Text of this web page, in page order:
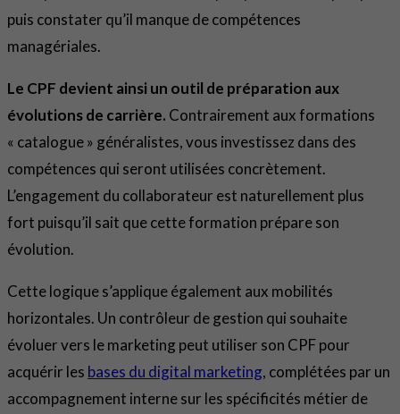
puis constater qu’il manque de compétences
managériales.
Le CPF devient ainsi un outil de préparation aux
évolutions de carrière. Contrairement aux formations
« catalogue » généralistes, vous investissez dans des
compétences qui seront utilisées concrètement.
L’engagement du collaborateur est naturellement plus
fort puisqu’il sait que cette formation prépare son
évolution.
Cette logique s’applique également aux mobilités
horizontales. Un contrôleur de gestion qui souhaite
évoluer vers le marketing peut utiliser son CPF pour
acquérir les bases du digital marketing, complétées par un
accompagnement interne sur les spécificités métier de